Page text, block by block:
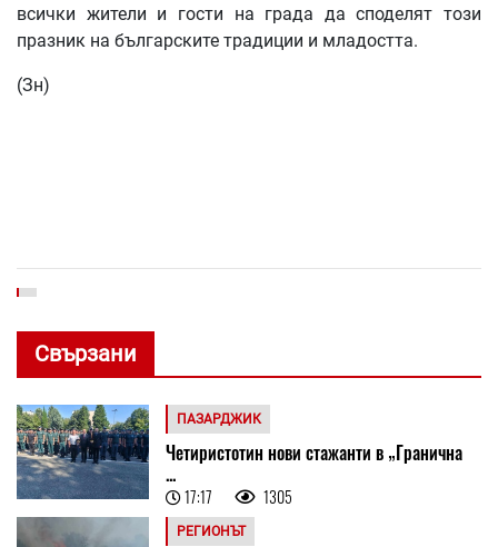
всички жители и гости на града да споделят този
празник на българските традиции и младостта.
(Зн)
Свързани
ПАЗАРДЖИК
Четиристотин нови стажанти в „Гранична
...
17:17 1305
РЕГИОНЪТ